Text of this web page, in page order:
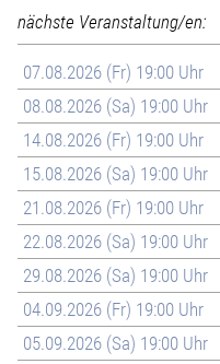
nächste Veranstaltung/en:
07.08.2026 (Fr) 19:00 Uhr
08.08.2026 (Sa) 19:00 Uhr
14.08.2026 (Fr) 19:00 Uhr
15.08.2026 (Sa) 19:00 Uhr
21.08.2026 (Fr) 19:00 Uhr
22.08.2026 (Sa) 19:00 Uhr
29.08.2026 (Sa) 19:00 Uhr
04.09.2026 (Fr) 19:00 Uhr
05.09.2026 (Sa) 19:00 Uhr